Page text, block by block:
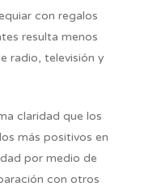
con regalos
resulta menos
radio, televisión y
claridad que los
más positivos en
por medio de
con otros